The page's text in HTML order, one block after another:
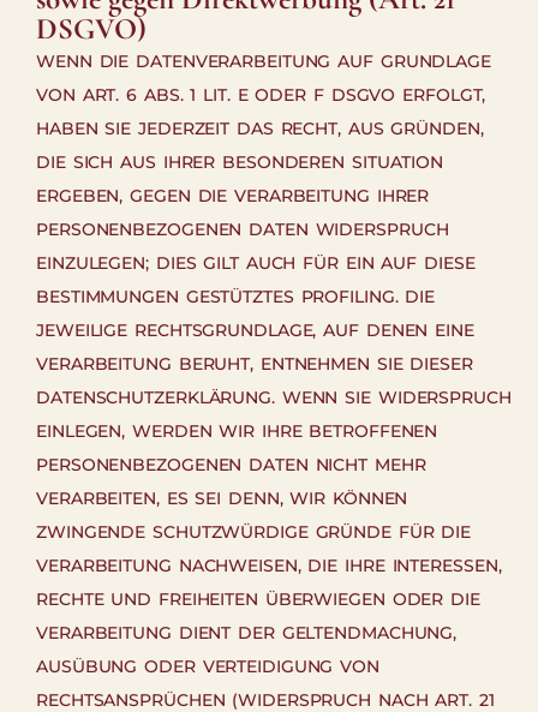
DSGVO)
WENN DIE DATENVERARBEITUNG AUF GRUNDLAGE
VON ART. 6 ABS. 1 LIT. E ODER F DSGVO ERFOLGT,
HABEN SIE JEDERZEIT DAS RECHT, AUS GRÜNDEN,
DIE SICH AUS IHRER BESONDEREN SITUATION
ERGEBEN, GEGEN DIE VERARBEITUNG IHRER
PERSONENBEZOGENEN DATEN WIDERSPRUCH
EINZULEGEN; DIES GILT AUCH FÜR EIN AUF DIESE
BESTIMMUNGEN GESTÜTZTES PROFILING. DIE
JEWEILIGE RECHTSGRUNDLAGE, AUF DENEN EINE
VERARBEITUNG BERUHT, ENTNEHMEN SIE DIESER
DATENSCHUTZERKLÄRUNG. WENN SIE WIDERSPRUCH
EINLEGEN, WERDEN WIR IHRE BETROFFENEN
PERSONENBEZOGENEN DATEN NICHT MEHR
VERARBEITEN, ES SEI DENN, WIR KÖNNEN
ZWINGENDE SCHUTZWÜRDIGE GRÜNDE FÜR DIE
VERARBEITUNG NACHWEISEN, DIE IHRE INTERESSEN,
RECHTE UND FREIHEITEN ÜBERWIEGEN ODER DIE
VERARBEITUNG DIENT DER GELTENDMACHUNG,
AUSÜBUNG ODER VERTEIDIGUNG VON
RECHTSANSPRÜCHEN (WIDERSPRUCH NACH ART. 21